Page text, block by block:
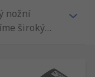
nožní
široký